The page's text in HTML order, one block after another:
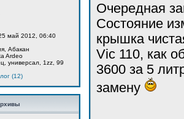
май 2012, 06:40
Абакан
Ardeo
универсал, 1zz, 99
(12)
Очередная
Состояние
крышка
Vic 110, как
3600 за 5
замену